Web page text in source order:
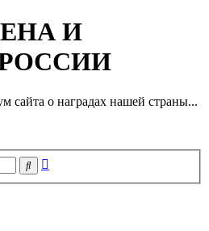
И
сайта о наградах нашей страны...
Поиск